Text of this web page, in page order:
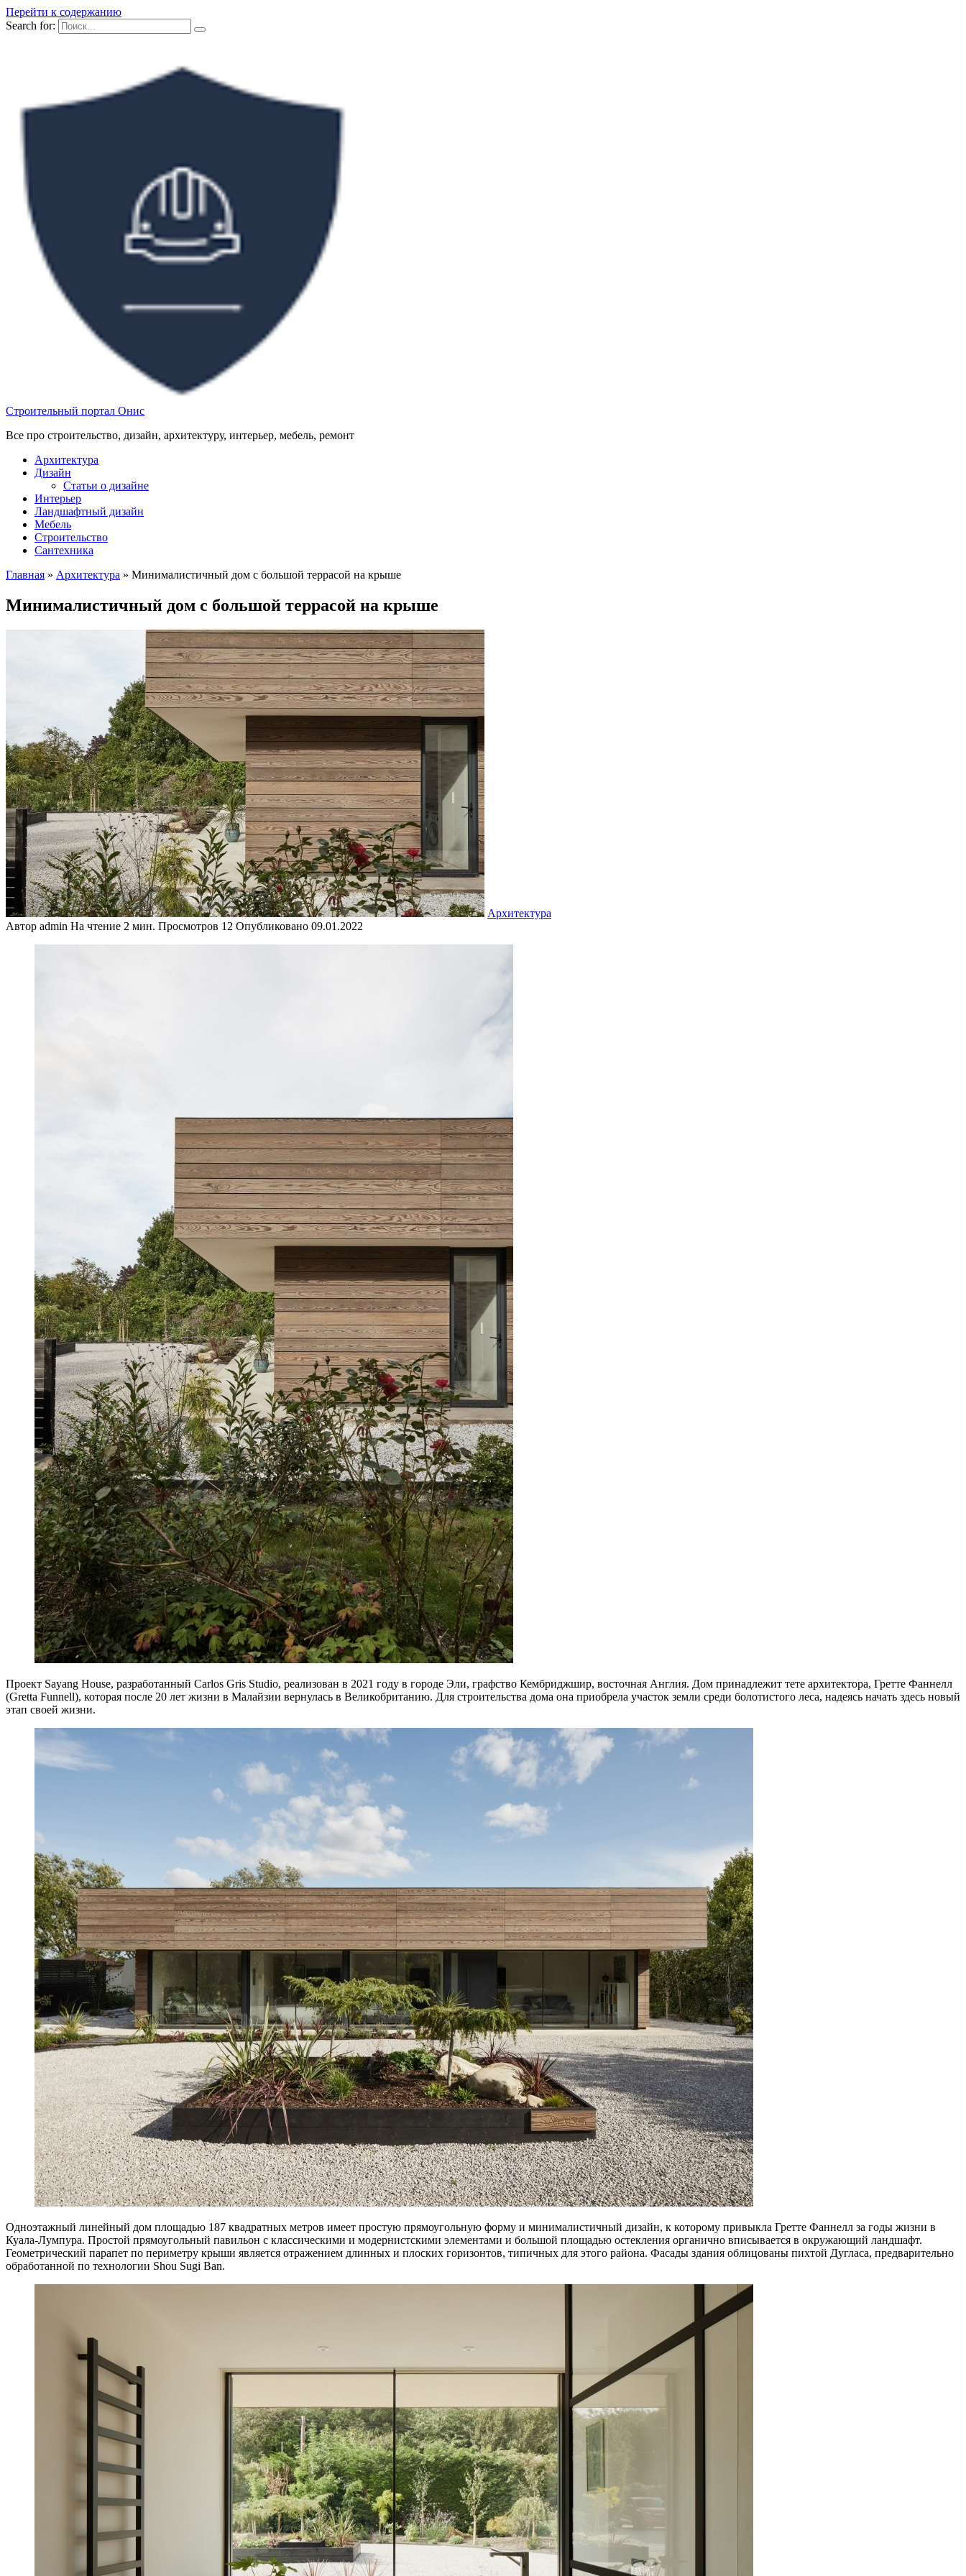
Перейти к содержанию
Search for:
Строительный портал Онис
Все про строительство, дизайн, архитектуру, интерьер, мебель, ремонт
Архитектура
Дизайн
Статьи о дизайне
Интерьер
Ландшафтный дизайн
Мебель
Строительство
Сантехника
Главная » Архитектура » Минималистичный дом с большой террасой на крыше
Минималистичный дом с большой террасой на крыше
Архитектура
Автор admin На чтение 2 мин. Просмотров 12 Опубликовано 09.01.2022
Проект Sayang House, разработанный Carlos Gris Studio, реализован в 2021 году в городе Эли, графство Кембриджшир, восточная Англия. Дом принадлежит тете архитектора, Гретте Фаннелл
(Gretta Funnell), которая после 20 лет жизни в Малайзии вернулась в Великобританию. Для строительства дома она приобрела участок земли среди болотистого леса, надеясь начать здесь новый
этап своей жизни.
Одноэтажный линейный дом площадью 187 квадратных метров имеет простую прямоугольную форму и минималистичный дизайн, к которому привыкла Гретте Фаннелл за годы жизни в
Куала-Лумпура. Простой прямоугольный павильон с классическими и модернистскими элементами и большой площадью остекления органично вписывается в окружающий ландшафт.
Геометрический парапет по периметру крыши является отражением длинных и плоских горизонтов, типичных для этого района. Фасады здания облицованы пихтой Дугласа, предварительно
обработанной по технологии Shou Sugi Ban.